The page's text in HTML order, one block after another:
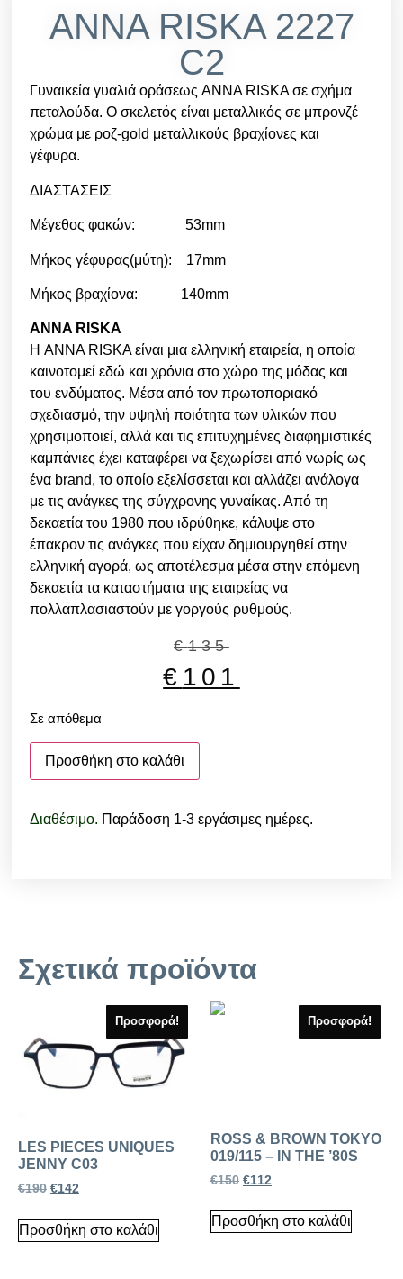
ANNA RISKA 2227
C2
Γυναικεία γυαλιά οράσεως ANNA RISKA σε σχήμα
πεταλούδα. Ο σκελετός είναι μεταλλικός σε μπρονζέ
χρώμα με ροζ-gold μεταλλικούς βραχίονες και
γέφυρα.
ΔΙΑΣΤΑΣΕΙΣ
Μέγεθος φακών: 53mm
Μήκος γέφυρας(μύτη): 17mm
Μήκος βραχίονα: 140mm
ANNA RISKA
Η ANNA RISKA είναι μια ελληνική εταιρεία, η οποία
καινοτομεί εδώ και χρόνια στο χώρο της μόδας και
του ενδύματος. Μέσα από τον πρωτοποριακό
σχεδιασμό, την υψηλή ποιότητα των υλικών που
χρησιμοποιεί, αλλά και τις επιτυχημένες διαφημιστικές
καμπάνιες έχει καταφέρει να ξεχωρίσει από νωρίς ως
ένα brand, το οποίο εξελίσσεται και αλλάζει ανάλογα
με τις ανάγκες της σύγχρονης γυναίκας. Από τη
δεκαετία του 1980 που ιδρύθηκε, κάλυψε στο
έπακρον τις ανάγκες που είχαν δημιουργηθεί στην
ελληνική αγορά, ως αποτέλεσμα μέσα στην επόμενη
δεκαετία τα καταστήματα της εταιρείας να
πολλαπλασιαστούν με γοργούς ρυθμούς.
€135
€ 101
Σε απόθεμα
Προσθήκη στο καλάθι
Διαθέσιμο. Παράδοση 1-3 εργάσιμες ημέρες.
Σχετικά προϊόντα
Προσφορά!
LES PIECES UNIQUES
JENNY C03
€190 €142
Προσθήκη στο καλάθι
Προσφορά!
ROSS & BROWN TOKYO
019/115 – IN THE ’80S
€150 €112
Προσθήκη στο καλάθι